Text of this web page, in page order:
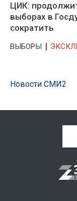
ЦИК:
выборах в
сократить
ВЫБОРЫ
Новости СМИ2